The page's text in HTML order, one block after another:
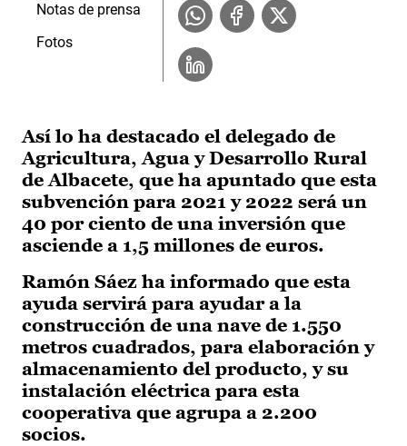
Así lo ha destacado el delegado de
Agricultura, Agua y Desarrollo Rural
de Albacete, que ha apuntado que esta
subvención para 2021 y 2022 será un
40 por ciento de una inversión que
asciende a 1,5 millones de euros.
Ramón Sáez ha informado que esta
ayuda servirá para ayudar a la
construcción de una nave de 1.550
metros cuadrados, para elaboración y
almacenamiento del producto, y su
instalación eléctrica para esta
cooperativa que agrupa a 2.200
socios.
Notas de prensa
Fotos